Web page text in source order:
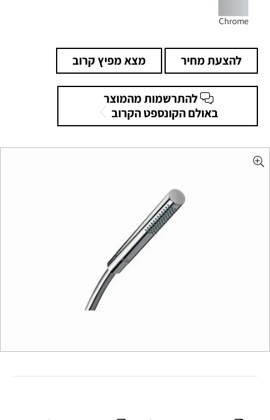
Chrome
להצעת מחיר מצא מפיץ קרוב
להתרשמות מהמוצר
באולם הקונספט הקרוב